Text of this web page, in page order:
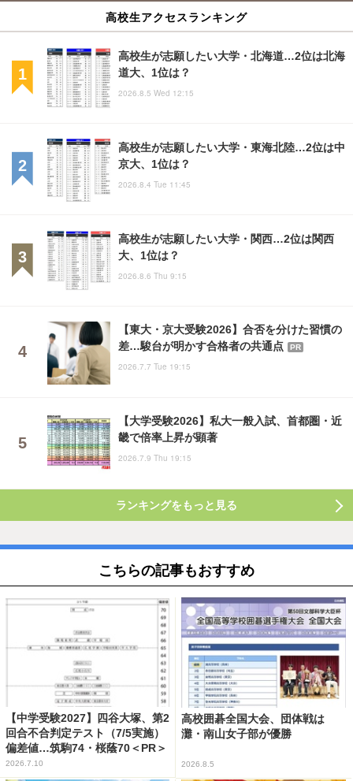
高校生アクセスランキング
高校生が志願したい大学・北海道…2位は北海
道大、1位は？
2026.8.5 Wed 12:15
高校生が志願したい大学・東海北陸…2位は中
京大、1位は？
2026.8.4 Tue 11:45
高校生が志願したい大学・関西…2位は関西
大、1位は？
2026.8.6 Thu 9:15
【東大・京大受験2026】合否を分けた習慣の
差…駿台が明かす合格者の共通点
PR
2026.7.7 Tue 19:15
【大学受験2026】私大一般入試、首都圏・近
畿で倍率上昇が顕著
2026.7.9 Thu 19:15
ランキングをもっと見る
こちらの記事もおすすめ
【中学受験2027】四谷大塚、第2
回合不合判定テスト（7/5実施）
偏差値…筑駒74・桜蔭70＜PR＞
2026.7.10
高校囲碁全国大会、団体戦は
灘・南山女子部が優勝
2026.8.5